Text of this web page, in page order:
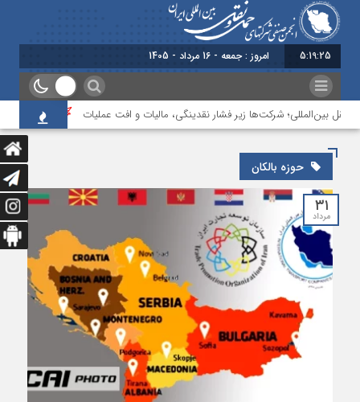
5:19:25 امروز : جمعه - 16 مرداد - 1405
بین‌المللی؛ شرکت‌ها زیر فشار نقدینگی، مالیات و افت عملیات بررسی
حوزه بالکان
۳۱
مرداد